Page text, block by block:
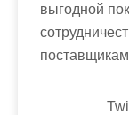
выгодной